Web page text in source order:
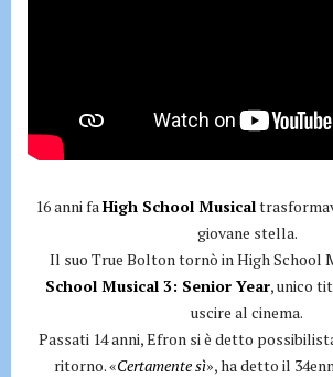
16 anni faHigh School Musical
giovane stella.
Il suo True Bolton tornò in High School
School Musical 3: Senior Year, unico
uscire al cinema.
Passati 14 anni, Efron si è detto
ritorno. «Certamente sì», ha detto il